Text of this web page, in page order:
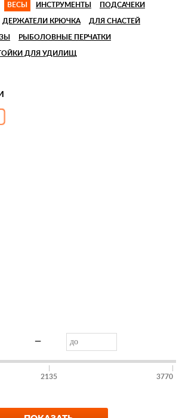
ВЕСЫ ИНСТРУМЕНТЫ ПОДСАЧЕКИ
ДЕРЖАТЕЛИ КРЮЧКА ДЛЯ СНАСТЕЙ
РЫБОЛОВНЫЕ ПЕРЧАТКИ
ДЛЯ УДИЛИЩ
—
2135 3770